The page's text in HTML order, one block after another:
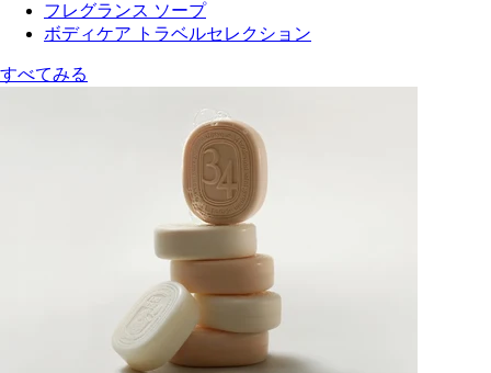
フレグランス ソープ
ボディケア トラベルセレクション
すべてみる